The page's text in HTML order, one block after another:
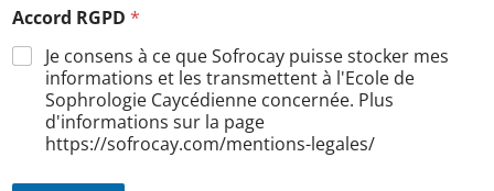
Accord RGPD *
Je consens à ce que Sofrocay puisse stocker mes
informations et les transmettent à l'Ecole de
Sophrologie Caycédienne concernée. Plus
d'informations sur la page
https://sofrocay.com/mentions-legales/